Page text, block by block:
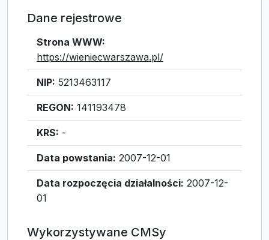
Dane rejestrowe
Strona WWW:
https://wieniecwarszawa.pl/
NIP: 5213463117
REGON: 141193478
KRS: -
Data powstania: 2007-12-01
Data rozpoczęcia działalności: 2007-12-
01
Wykorzystywane CMSy